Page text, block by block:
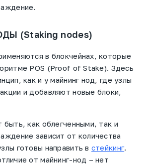
(Staking nodes)
в блокчейнах, которые
POS (Proof of Stake). Здесь
как и у майнинг нод, где узлы
и добавляют новые блоки,
быть, как облегченными, так и
зависит от количества
готовы направить в стейкинг.
от майнинг-нод – нет